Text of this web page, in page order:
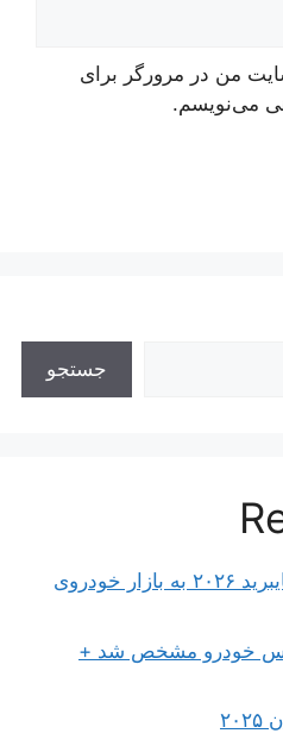
من در مرورگر برای
می‌نویسم.
جستجو
ورود تویوتا کرولا کراس هایبرید ۲۰۲۶ به بازار خودروی
خودرو مشخص شد +